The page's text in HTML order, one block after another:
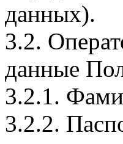
данных).
3.2.
данные
3.2.1.
3.2.2.